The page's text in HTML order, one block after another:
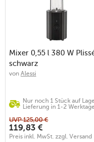
Mixer 0,55 l 380 W
schwarz
von Alessi
Nur noch 1 Stück auf
Lieferung in 1-2
UVP125,00 €
119,83 €
Preis inkl. MwSt. zzgl. Versand